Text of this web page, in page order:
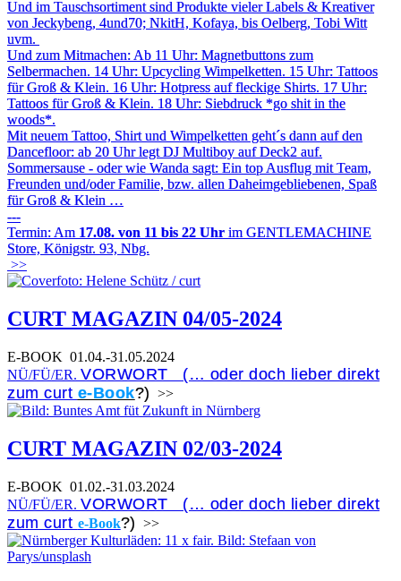
Und im Tauschsortiment sind Produkte vieler Labels & Kreativer
von Jeckybeng, 4und70; NkitH, Kofaya, bis Oelberg, Tobi Witt
uvm.
Und zum Mitmachen: Ab 11 Uhr: Magnetbuttons zum
Selbermachen. 14 Uhr: Upcycling Wimpelketten. 15 Uhr: Tattoos
für Groß & Klein. 16 Uhr: Hotpress auf fleckige Shirts. 17 Uhr:
Tattoos für Groß & Klein. 18 Uhr: Siebdruck *go shit in the
woods*.
Mit neuem Tattoo, Shirt und Wimpelketten geht´s dann auf den
Dancefloor: ab 20 Uhr legt DJ Multiboy auf Deck2 auf.
Sommersause - oder wie Wanda sagt: Ein top Ausflug mit Team,
Freunden und/oder Familie, bzw. allen Daheimgebliebenen, Spaß
für Groß & Klein …
---
Termin: Am 17.08. von 11 bis 22 Uhr im GENTLEMACHINE
Store, Königstr. 93, Nbg.
>>
CURT MAGAZIN 04/05-2024
E-BOOK 01.04.-31.05.2024
NÜ/FÜ/ER. VORWORT (… oder doch lieber direkt
zum curt e-Book?) >>
CURT MAGAZIN 02/03-2024
E-BOOK 01.02.-31.03.2024
NÜ/FÜ/ER. VORWORT (… oder doch lieber direkt
zum curt e-Book?) >>